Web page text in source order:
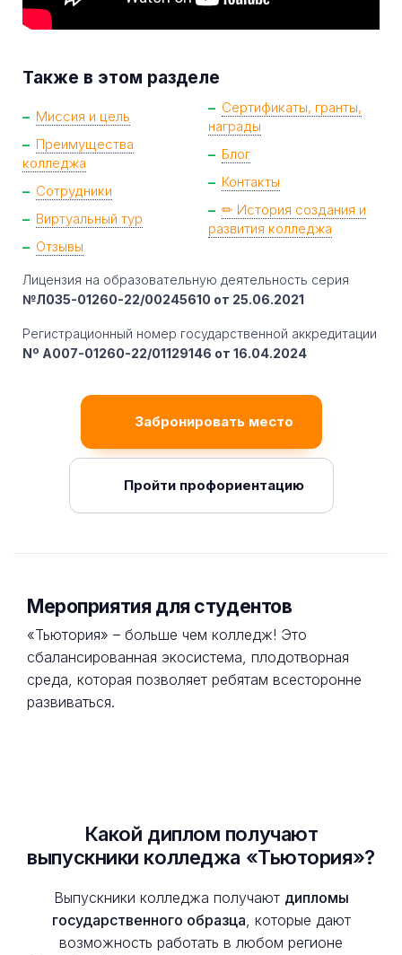
Также в этом разделе
Миссия и цель
Преимущества
колледжа
Сотрудники
Виртуальный тур
Отзывы
Сертификаты, гранты,
награды
Блог
Контакты
✏ История создания и
развития колледжа
Лицензия на образовательную деятельность серия
№Л035-01260-22/00245610 от 25.06.2021
Регистрационный номер государственной аккредитации
Nº A007-01260-22/01129146 от 16.04.2024
Забронировать место
Пройти профориентацию
Мероприятия для студентов
«Тьютория» – больше чем колледж! Это
сбалансированная экосистема, плодотворная
среда, которая позволяет ребятам всесторонне
развиваться.
Какой диплом получают
выпускники колледжа «Тьютория»?
Выпускники колледжа получают дипломы
государственного образца, которые дают
возможность работать в любом регионе